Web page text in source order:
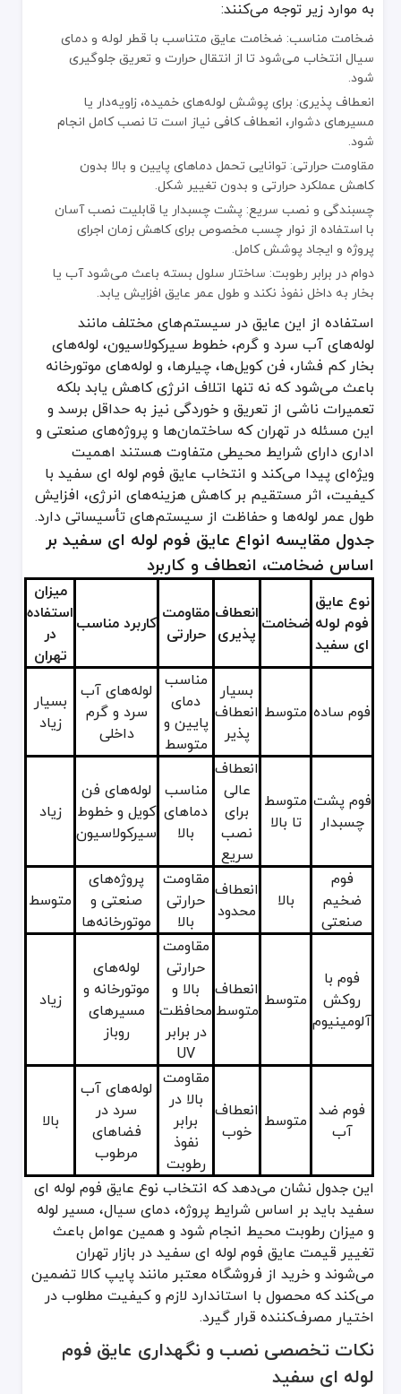
به موارد زیر توجه می‌کنند:
ضخامت مناسب: ضخامت عایق متناسب با قطر لوله و دمای
سیال انتخاب می‌شود تا از انتقال حرارت و تعریق جلوگیری
شود.
انعطاف پذیری: برای پوشش لوله‌های خمیده، زاویه‌دار یا
مسیرهای دشوار، انعطاف کافی نیاز است تا نصب کامل انجام
شود.
مقاومت حرارتی: توانایی تحمل دماهای پایین و بالا بدون
کاهش عملکرد حرارتی و بدون تغییر شکل.
چسبندگی و نصب سریع: پشت چسبدار یا قابلیت نصب آسان
با استفاده از نوار چسب مخصوص برای کاهش زمان اجرای
پروژه و ایجاد پوشش کامل.
دوام در برابر رطوبت: ساختار سلول بسته باعث می‌شود آب یا
بخار به داخل نفوذ نکند و طول عمر عایق افزایش یابد.
استفاده از این عایق در سیستم‌های مختلف مانند
لوله‌های آب سرد و گرم، خطوط سیرکولاسیون، لوله‌های
بخار کم فشار، فن کویل‌ها، چیلرها، و لوله‌های موتورخانه
باعث می‌شود که نه تنها اتلاف انرژی کاهش یابد بلکه
تعمیرات ناشی از تعریق و خوردگی نیز به حداقل برسد و
این مسئله در تهران که ساختمان‌ها و پروژه‌های صنعتی و
اداری دارای شرایط محیطی متفاوت هستند اهمیت
ویژه‌ای پیدا می‌کند و انتخاب عایق فوم لوله ای سفید با
کیفیت، اثر مستقیم بر کاهش هزینه‌های انرژی، افزایش
طول عمر لوله‌ها و حفاظت از سیستم‌های تأسیساتی دارد.
جدول مقایسه انواع عایق فوم لوله ای سفید بر
اساس ضخامت، انعطاف و کاربرد
نوع عایق
فوم لوله
ای سفید
ضخامتانعطاف
پذیری
مقاومت
حرارتی کاربرد مناسب
میزان
استفاده
در
تهران
فوم ساده متوسط
بسیار
انعطاف
پذیر
مناسب
دمای
پایین و
متوسط
لوله‌های آب
سرد و گرم
داخلی
بسیار
زیاد
فوم پشت
چسبدار
متوسط
تا بالا
انعطاف
عالی
برای
نصب
سریع
مناسب
دماهای
بالا
لوله‌های فن
کویل و خطوط
سیرکولاسیون
زیاد
فوم
ضخیم
صنعتی
بالا
انعطاف
محدود
مقاومت
حرارتی
بالا
پروژه‌های
صنعتی و
موتورخانه‌ها
متوسط
فوم با
روکش
آلومینیوم
متوسط انعطاف
متوسط
مقاومت
حرارتی
بالا و
محافظت
در برابر
UV
لوله‌های
موتورخانه و
مسیرهای
روباز
زیاد
فوم ضد
آب
متوسط انعطاف
خوب
مقاومت
بالا در
برابر
نفوذ
رطوبت
لوله‌های آب
سرد در
فضاهای
مرطوب
بالا
این جدول نشان می‌دهد که انتخاب نوع عایق فوم لوله ای
سفید باید بر اساس شرایط پروژه، دمای سیال، مسیر لوله
و میزان رطوبت محیط انجام شود و همین عوامل باعث
تغییر قیمت عایق فوم لوله ای سفید در بازار تهران
می‌شوند و خرید از فروشگاه معتبر مانند پایپ کالا تضمین
می‌کند که محصول با استاندارد لازم و کیفیت مطلوب در
اختیار مصرف‌کننده قرار گیرد.
نکات تخصصی نصب و نگهداری عایق فوم
لوله ای سفید